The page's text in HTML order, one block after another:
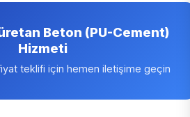
Beton (PU-Cement)
Hizmeti
teklifi için hemen iletişime geçin